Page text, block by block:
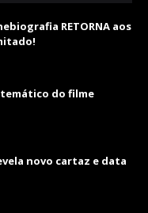
RETORNA aos
temático do filme
novo cartaz e data